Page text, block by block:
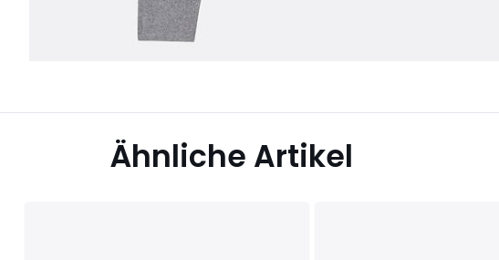
Ähnliche Artikel